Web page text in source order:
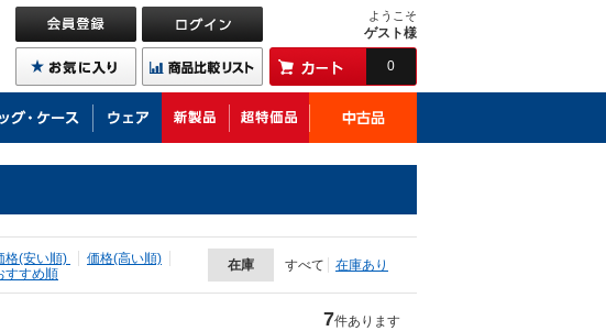
ようこそ
ゲスト様
0
格(安い順)
価格(高い順)
すすめ順
在庫 すべて 在庫あり
7件あります